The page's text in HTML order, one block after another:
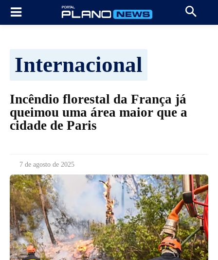
Internacional
Incêndio florestal da França já
queimou uma área maior que a
cidade de Paris
7 de agosto de 2025